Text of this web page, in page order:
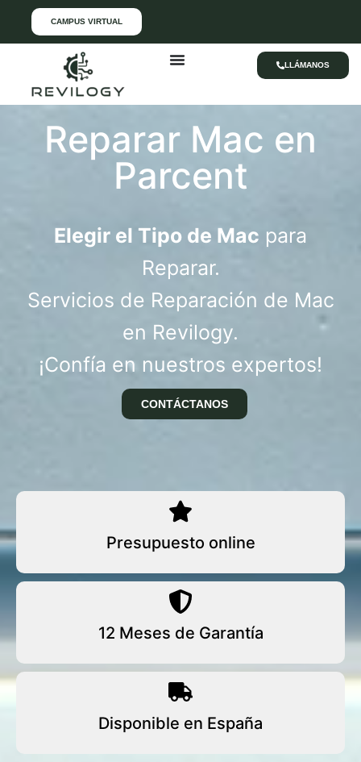
CAMPUS VIRTUAL
LLÁMANOS
Reparar Mac en
Parcent
Elegir el Tipo de Mac para
Reparar.
Servicios de Reparación de Mac
en Revilogy.
¡Confía en nuestros expertos!
CONTÁCTANOS
Presupuesto online
12 Meses de Garantía
Disponible en España